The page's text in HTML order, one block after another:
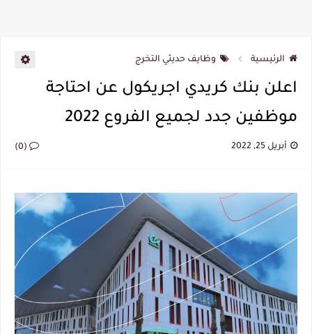
الرئيسية وظايف حديثي التخرج
اعلن بنك كريدي اجريكول عن احتاجة
موظفين جدد لجميع الفروع 2022
أبريل 25, 2022 (0)